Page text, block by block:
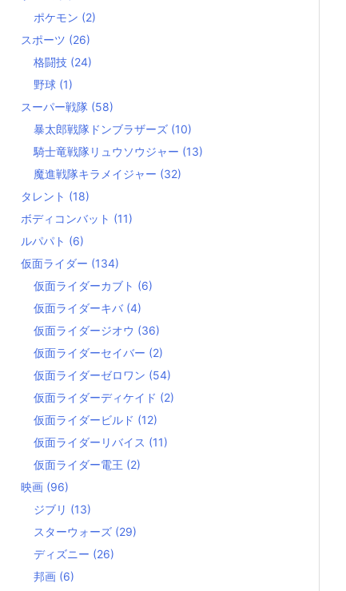
ポケモン (2)
スポーツ (26)
格闘技 (24)
野球 (1)
スーパー戦隊 (58)
暴太郎戦隊ドンブラザーズ (10)
騎士竜戦隊リュウソウジャー (13)
魔進戦隊キラメイジャー (32)
タレント (18)
ボディコンバット (11)
ルパパト (6)
仮面ライダー (134)
仮面ライダーカブト (6)
仮面ライダーキバ (4)
仮面ライダージオウ (36)
仮面ライダーセイバー (2)
仮面ライダーゼロワン (54)
仮面ライダーディケイド (2)
仮面ライダービルド (12)
仮面ライダーリバイス (11)
仮面ライダー電王 (2)
映画 (96)
ジブリ (13)
スターウォーズ (29)
ディズニー (26)
邦画 (6)